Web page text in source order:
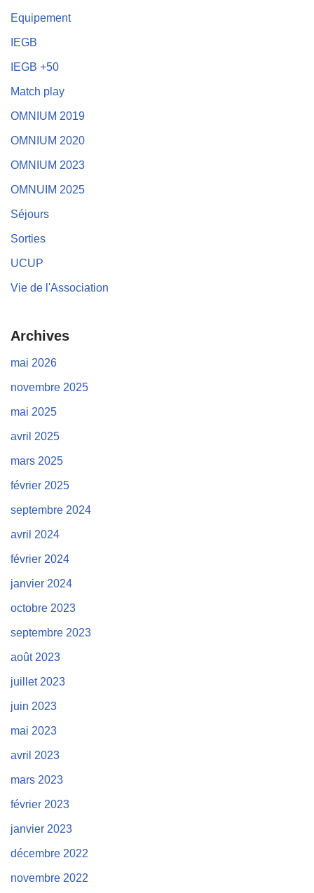
Equipement
IEGB
IEGB +50
Match play
OMNIUM 2019
OMNIUM 2020
OMNIUM 2023
OMNUIM 2025
Séjours
Sorties
UCUP
Vie de l'Association
Archives
mai 2026
novembre 2025
mai 2025
avril 2025
mars 2025
février 2025
septembre 2024
avril 2024
février 2024
janvier 2024
octobre 2023
septembre 2023
août 2023
juillet 2023
juin 2023
mai 2023
avril 2023
mars 2023
février 2023
janvier 2023
décembre 2022
novembre 2022